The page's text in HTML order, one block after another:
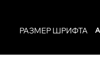
РАЗМЕР ШРИФТА